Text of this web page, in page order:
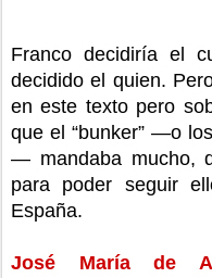
Franco decidiría el
decidido el quien.
en este texto pero
que el “bunker” —o
— mandaba mucho,
para poder seguir
España.
José María de